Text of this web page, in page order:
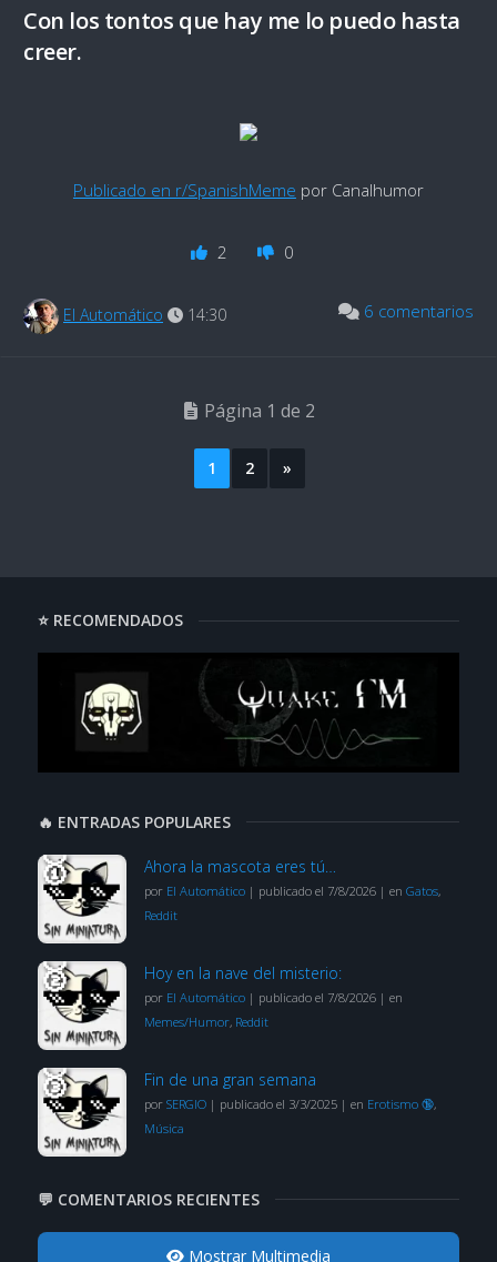
Con los tontos que hay me lo puedo hasta
creer.
Publicado en r/SpanishMeme por Canalhumor
2 0
El Automático 14:30 6 comentarios
Página 1 de 2
1 2 »
⭐ RECOMENDADOS
🔥 ENTRADAS POPULARES
Ahora la mascota eres tú…
por El Automático| publicado el 7/8/2026| en Gatos,
Reddit
Hoy en la nave del misterio:
por El Automático| publicado el 7/8/2026| en
Memes/Humor, Reddit
Fin de una gran semana
por SERGIO| publicado el 3/3/2025| en Erotismo 🔞,
Música
💬 COMENTARIOS RECIENTES
Mostrar Multimedia